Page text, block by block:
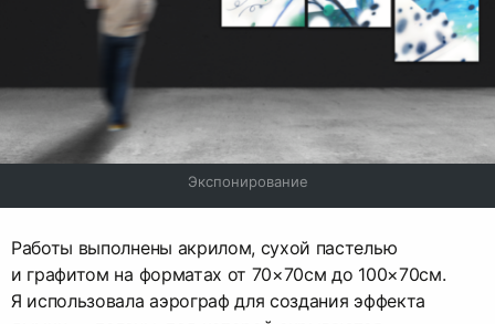
Экспонирование
Работы выполнены акрилом, сухой пастелью
и графитом на форматах от 70×70см до 100×70см.
Я использовала аэрограф для создания эффекта